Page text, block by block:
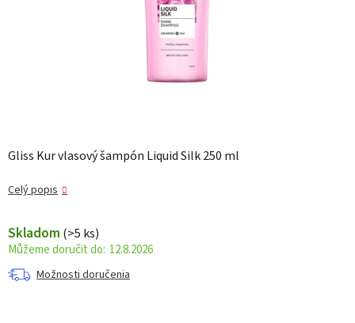
Gliss Kur vlasový šampón Liquid Silk 250 ml
Celý popis
Skladom (>5 ks)
12.8.2026
Možnosti doručenia